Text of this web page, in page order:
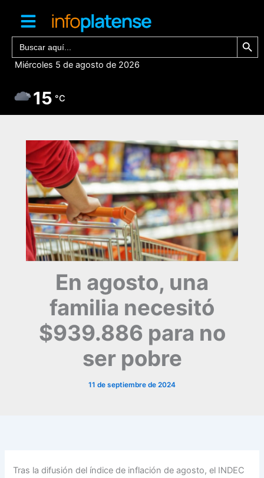
contenido
Buscar: Botón de
Miércoles 5 de agosto de 2026
15 °C
En agosto, una
familia necesitó
$939.886 para no
ser pobre
11 de septiembre de 2024
Tras la difusión del índice de inflación de agosto, el INDEC